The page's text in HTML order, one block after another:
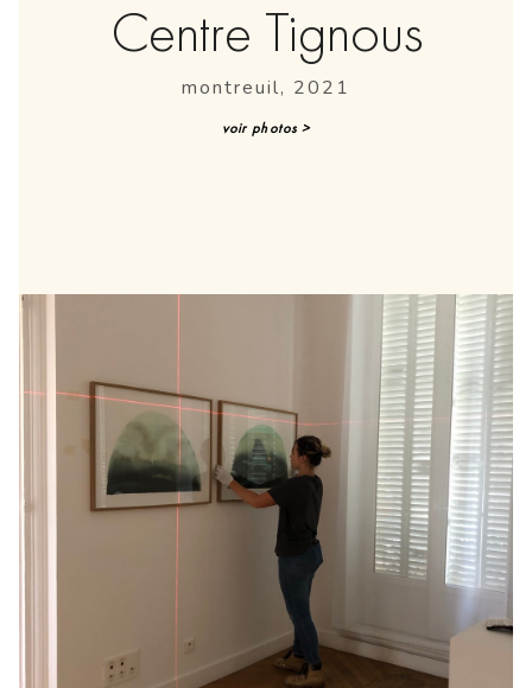
Centre Tignous
montreuil, 2021
voir photos >